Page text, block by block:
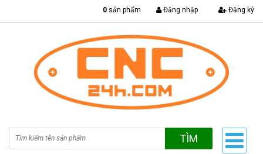
0 sản phẩm Đăng nhập Đăng ký
TÌM